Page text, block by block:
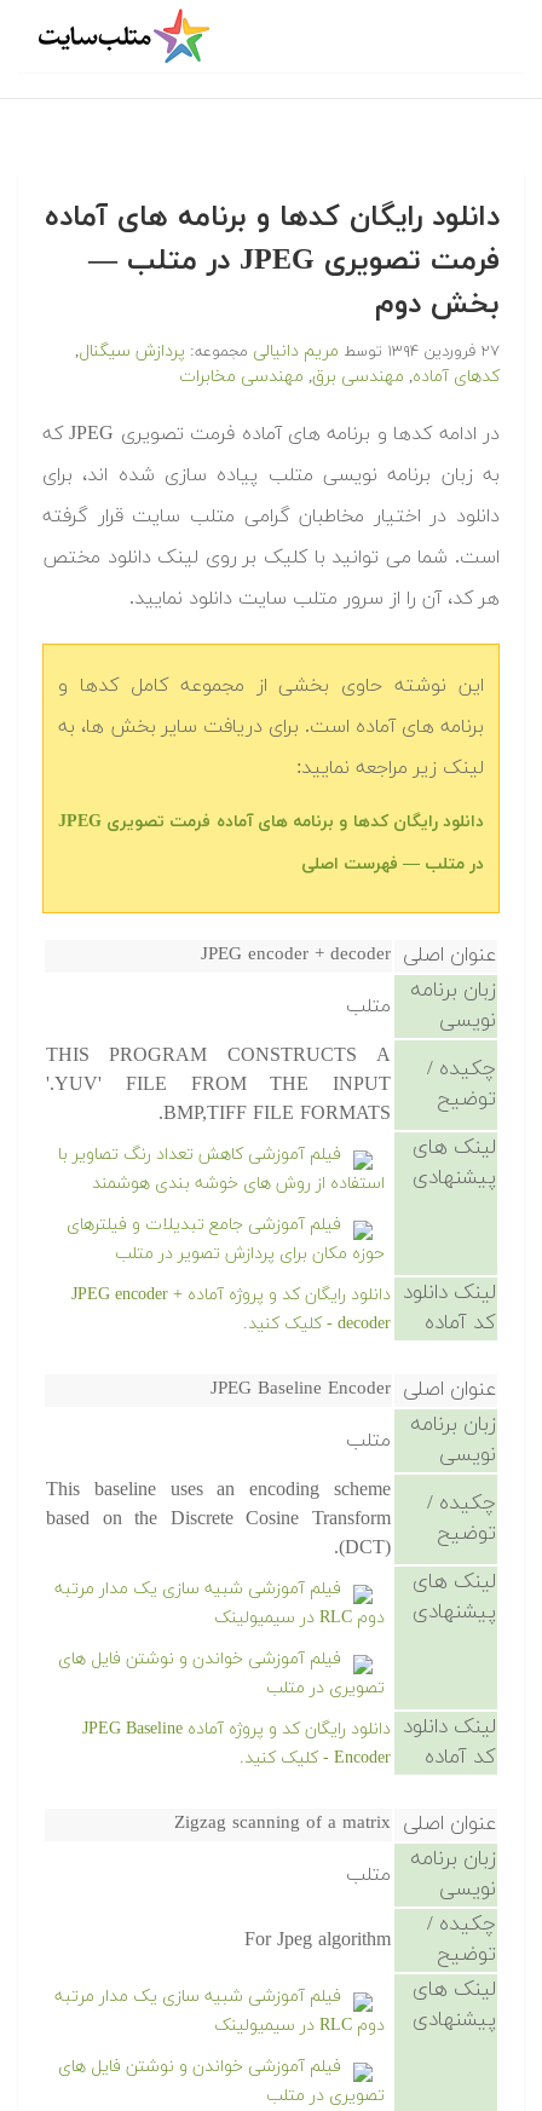
دانلود رایگان کدها و برنامه های آماده
فرمت تصویری JPEG در متلب‬‬ —
بخش دوم
۲۷ فروردین ۱۳۹۴ توسط مریم دانیالی مجموعه: پردازش سیگنال,
کدهای آماده, مهندسی برق, مهندسی مخابرات
‫در ادامه کدها و برنامه های آماده فرمت تصویری JPEG که
به زبان برنامه نویسی متلب پیاده سازی شده اند، برای
دانلود در اختیار مخاطبان گرامی متلب سایت قرار گرفته
است. شما می توانید با کلیک بر روی لینک دانلود مختص
هر کد، آن را از سرور متلب سایت دانلود نمایید.‬
این نوشته حاوی بخشی از مجموعه کامل کدها و
برنامه های آماده است. برای دریافت سایر بخش ها، به
لینک زیر مراجعه نمایید:
دانلود رایگان کدها و برنامه های آماده فرمت تصویری JPEG
در متلب‬‬ — فهرست اصلی
عنوان اصلی JPEG encoder + decoder
زبان برنامه
نویسی
متلب
چکیده /
توضیح
THIS PROGRAM CONSTRUCTS A
'.YUV' FILE FROM THE INPUT
BMP,TIFF FILE FORMATS.
لینک های
پیشنهادی
فیلم آموزشی کاهش تعداد رنگ تصاویر با
استفاده از روش های خوشه بندی هوشمند
فیلم آموزشی جامع تبدیلات و فیلترهای
حوزه مکان برای پردازش تصویر در متلب
لینک دانلود
کد آماده
دانلود رایگان کد و پروژه آماده JPEG encoder +
decoder - کلیک کنید.
عنوان اصلی JPEG Baseline Encoder
زبان برنامه
نویسی
متلب
چکیده /
توضیح
This baseline uses an encoding scheme
based on the Discrete Cosine Transform
(DCT).
لینک های
پیشنهادی
فیلم آموزشی شبیه سازی یک مدار مرتبه
دوم RLC در سیمیولینک
فیلم آموزشی خواندن و نوشتن فایل های
تصویری در متلب
لینک دانلود
کد آماده
دانلود رایگان کد و پروژه آماده JPEG Baseline
Encoder - کلیک کنید.
عنوان اصلی Zigzag scanning of a matrix
زبان برنامه
نویسی
متلب
چکیده /
توضیح
For Jpeg algorithm
لینک های
پیشنهادی
فیلم آموزشی شبیه سازی یک مدار مرتبه
دوم RLC در سیمیولینک
فیلم آموزشی خواندن و نوشتن فایل های
تصویری در متلب